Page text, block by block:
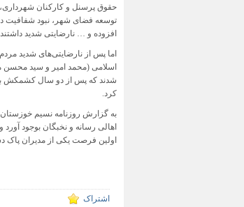
حقوق پرسنل و کارکنان
توسعه فضای شهر، نبود شفافیت
افزوده و … نارضایتی شدید
اما پس از نارضایتی‌های شدید
اسلامی (محمد امیر و سید محسن
شدند که پس از دو سال کشمکش
کرد.
به گزارش روزنامه نسیم
اهالی رسانه و نخبگان بوجود
اولین فرصت یکی از مدیران پاک
اشتراک